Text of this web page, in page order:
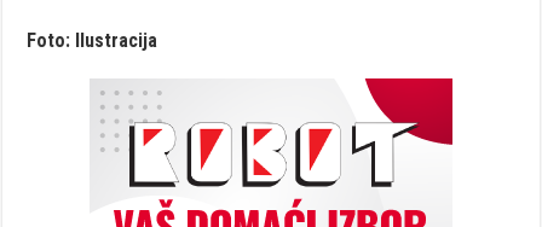
Foto: Ilustracija